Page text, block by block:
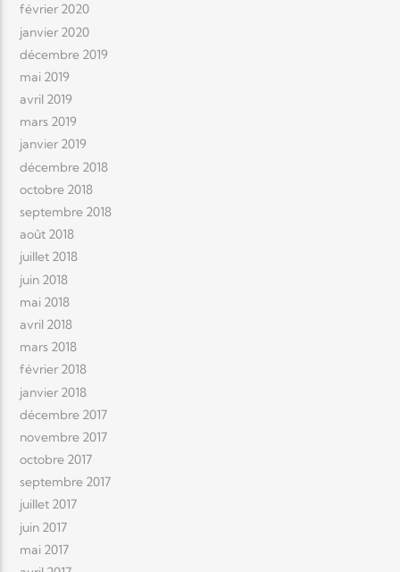
février 2020
janvier 2020
décembre 2019
mai 2019
avril 2019
mars 2019
janvier 2019
décembre 2018
octobre 2018
septembre 2018
août 2018
juillet 2018
juin 2018
mai 2018
avril 2018
mars 2018
février 2018
janvier 2018
décembre 2017
novembre 2017
octobre 2017
septembre 2017
juillet 2017
juin 2017
mai 2017